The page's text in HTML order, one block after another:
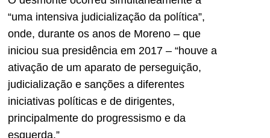
“uma intensiva judicialização da política”,
onde, durante os anos de Moreno – que
iniciou sua presidência em 2017 – “houve a
ativação de um aparato de perseguição,
judicialização e sanções a diferentes
iniciativas políticas e de dirigentes,
principalmente do progressismo e da
esquerda.”